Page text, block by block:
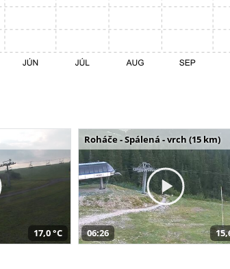
17,0 °C
Roháče - Spálená - vrch (15 km)
06:26